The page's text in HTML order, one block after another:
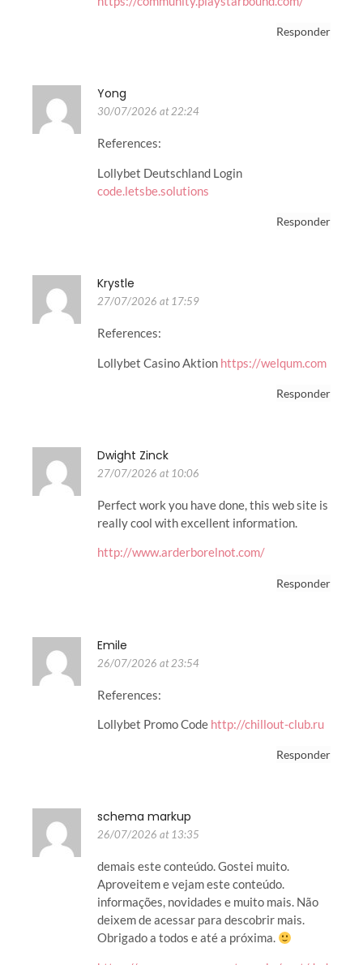
Responder
Yong
30/07/2026 at 22:24
References:
Lollybet Deutschland Login
code.letsbe.solutions
Responder
Krystle
27/07/2026 at 17:59
References:
Lollybet Casino Aktion https://welqum.com
Responder
Dwight Zinck
27/07/2026 at 10:06
Perfect work you have done, this web site is
really cool with excellent information.
http://www.arderborelnot.com/
Responder
Emile
26/07/2026 at 23:54
References:
Lollybet Promo Code http://chillout-club.ru
Responder
schema markup
26/07/2026 at 13:35
demais este conteúdo. Gostei muito.
Aproveitem e vejam este conteúdo.
informações, novidades e muito mais. Não
deixem de acessar para descobrir mais.
Obrigado a todos e até a próxima.